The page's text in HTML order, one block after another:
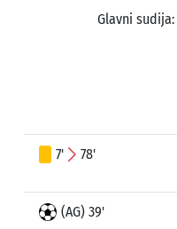
Glavni sudija:
7' 78'
(AG) 39'